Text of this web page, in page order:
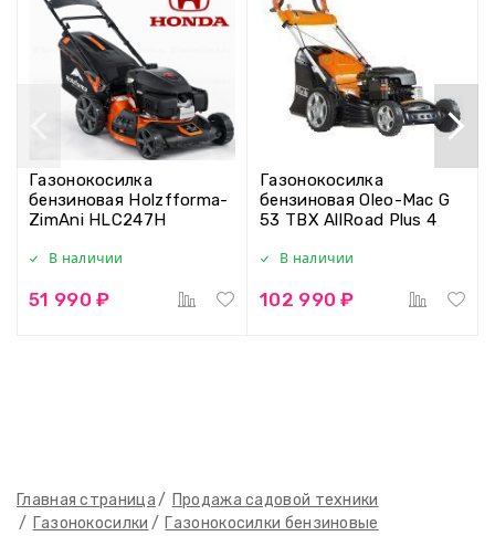
Главная страница
Продажа садовой техники
Газонокосилки
Газонокосилки бензиновые
Газонокосилка
бензиновая Holzfforma-
ZimAni HLC247H
В наличии
51 990 ₽
Газонокосилка
бензиновая Oleo-Mac G
53 TBX AllRoad Plus 4
В наличии
102 990 ₽